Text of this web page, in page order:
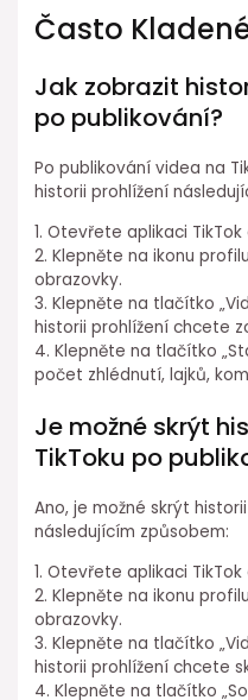
Často
Jak zobrazit
po publikování?
Po publikování videa na
historii prohlížení
1. Otevřete aplikaci
2. Klepněte na ikonu
obrazovky.
3. Klepněte na tlačítko
historii prohlížení chcete
4. Klepněte na tlačítko
počet zhlédnutí, lajků,
Je možné skrýt
TikToku po
Ano, je možné skrýt
následujícím způsobem:
1. Otevřete aplikaci
2. Klepněte na ikonu
obrazovky.
3. Klepněte na tlačítko
historii prohlížení chcete
4. Klepněte na tlačítko